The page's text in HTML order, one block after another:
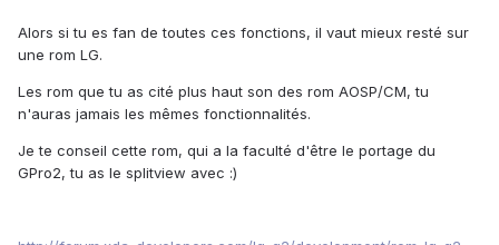
Alors si tu es fan de toutes ces fonctions, il vaut mieux resté sur
une rom LG.
Les rom que tu as cité plus haut son des rom AOSP/CM, tu
n'auras jamais les mêmes fonctionnalités.
Je te conseil cette rom, qui a la faculté d'être le portage du
GPro2, tu as le splitview avec :)